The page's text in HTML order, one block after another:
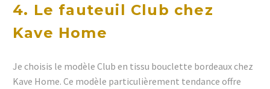
4. Le fauteuil Club chez
Kave Home
Je choisis le modèle Club en tissu bouclette bordeaux chez
Kave Home. Ce modèle particulièrement tendance offre